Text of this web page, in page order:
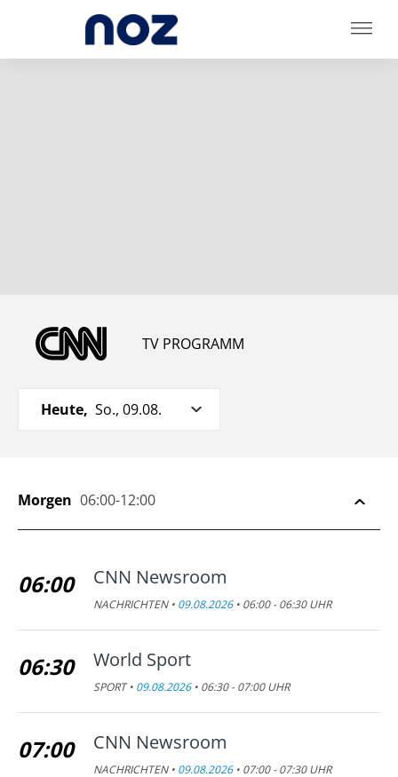
TV PROGRAMM
Heute, So., 09.08.
Morgen 06:00-12:00
06:00 CNN Newsroom
NACHRICHTEN • 09.08.2026• 06:00 - 06:30 UHR
06:30 World Sport
SPORT • 09.08.2026• 06:30 - 07:00 UHR
07:00 CNN Newsroom
NACHRICHTEN • 09.08.2026• 07:00 - 07:30 UHR